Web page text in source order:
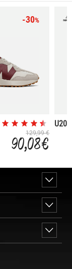
-30%
129,99 €
90,08 €